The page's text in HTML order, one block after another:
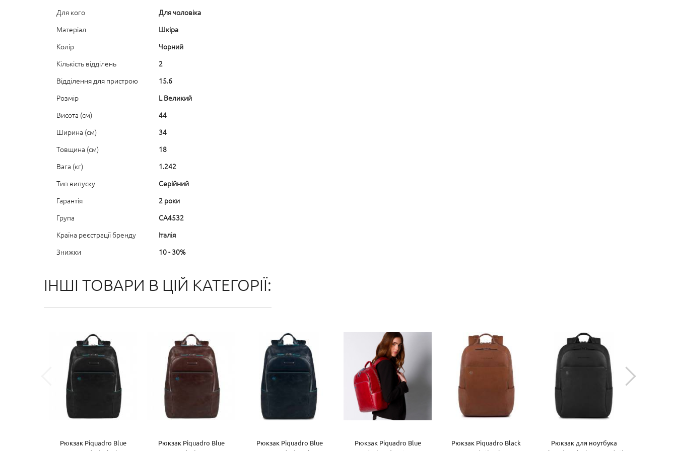
Для кого
Для чоловіка
Матеріал
Шкіра
Колір
Чорний
Кількість відділень
2
Відділення для пристрою
15.6
Розмір
L Великий
Висота (см)
44
Ширина (см)
34
Товщина (см)
18
Вага (кг)
1.242
Тип випуску
Серійний
Гарантія
2 роки
Група
CA4532
Країна реєстрації бренду
Італія
Знижки
10 - 30%
ІНШІ ТОВАРИ В ЦІЙ КАТЕГОРІЇ:
Рюкзак Piquadro Blue
Рюкзак Piquadro Blue
Рюкзак Piquadro Blue
Рюкзак Piquadro Blue
Рюкзак Piquadro Black
Рюкзак для ноутбука